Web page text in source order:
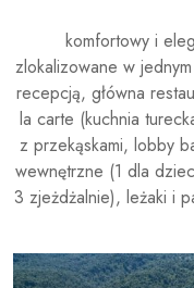
komfortowy i
zlokalizowane w
recepcją, główna
la carte (kuchnia
z przekąskami, lobby
wewnętrzne (1 dla
3 zjeżdżalnie), leżaki i